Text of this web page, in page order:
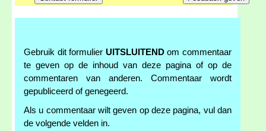
Gebruik dit formulier UITSLUITENDom commentaar
te geven op de inhoud van deze pagina of op de
commentaren van anderen. Commentaar wordt
gepubliceerd of genegeerd.
Als u commentaar wilt geven op deze pagina, vul dan
de volgende velden in.